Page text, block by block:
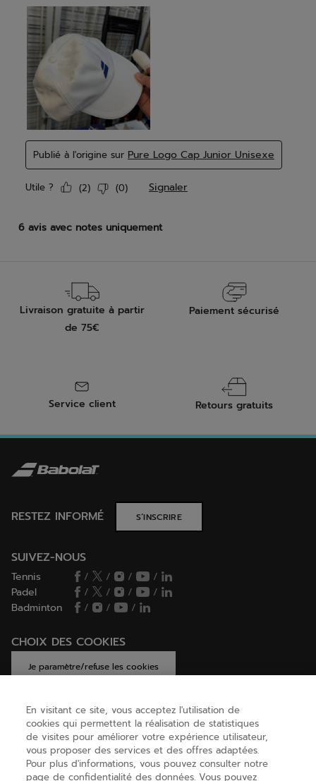
Livraison gratuite à partir
de 75€
Paiement sécurisé
Service client Retours gratuits
RESTEZ INFORMÉ S’INSCRIRE
SUIVEZ-NOUS
Tennis / / /
/
Padel
/ / /
/
Badminton
/ / /
CHOIX DES COOKIES
Je paramètre/refuse les cookies
AIDE
En visitant ce site, vous acceptez l'utilisation de
cookies qui permettent la réalisation de statistiques
de visites pour améliorer votre expérience utilisateur,
vous proposer des services et des offres adaptées.
Pour plus d'informations, vous pouvez consulter notre
page de confidentialité des données. Vous pouvez